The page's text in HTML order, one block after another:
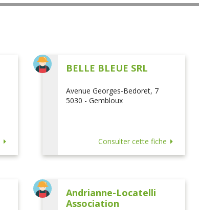
BELLE BLEUE SRL
Avenue Georges-Bedoret, 7
5030 - Gembloux
Consulter cette fiche
Andrianne-Locatelli
Association